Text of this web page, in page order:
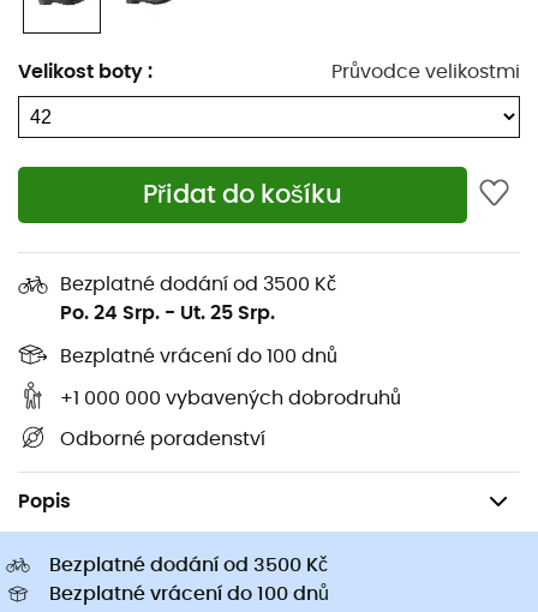
Velikost boty : Průvodce velikostmi
Přidat do košíku
Bezplatné dodání od 3500 Kč
Po. 24 Srp. - Ut. 25 Srp.
Bezplatné vrácení do 100 dnů
+1 000 000 vybavených dobrodruhů
Odborné poradenství
Popis
Co děláme pro planetu
samozřejmé ji chránit. Proto v
celé naší nabídce HardGreen
stavíme do popředí udržitelné a
ekologicky šetrné produkty, které
přispívají ke snížení dopadů n
Další informace
Pánske oblečeni a doplňky Pánské boty
Bezplatné dodání od 3500 Kč
Bezplatné vrácení do 100 dnů